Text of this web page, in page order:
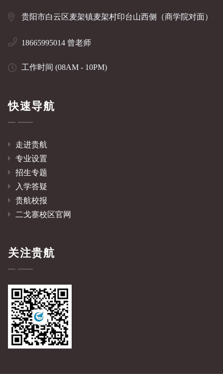
贵阳市白云区麦架镇麦架村印台山西侧（商学院对面）
18665995014 曾老师
工作时间 (08AM - 10PM)
快速导航
走进贵航
专业设置
招生专题
入学答疑
贵航校报
二戈寨校区官网
关注贵航